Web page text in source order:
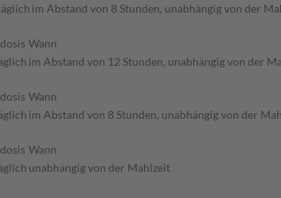
im Abstand von 8 Stunden, unabhängig von der
Wann
im Abstand von 12 Stunden, unabhängig von der
Wann
im Abstand von 8 Stunden, unabhängig von der
Wann
unabhängig von der Mahlzeit